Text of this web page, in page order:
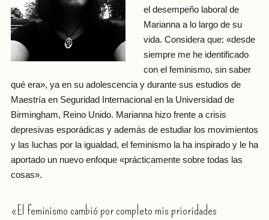
el desempeño laboral de
Marianna a lo largo de su
vida. Considera que: «desde
siempre me he identificado
con el feminismo, sin saber
qué era», ya en su adolescencia y durante sus estudios de
Maestría en Seguridad Internacional en la Universidad de
Birmingham, Reino Unido. Marianna hizo frente a crisis
depresivas esporádicas y además de estudiar los movimientos
y las luchas por la igualdad, el feminismo la ha inspirado y le ha
aportado un nuevo enfoque «prácticamente sobre todas las
cosas».
«El feminismo cambió por completo mis prioridades